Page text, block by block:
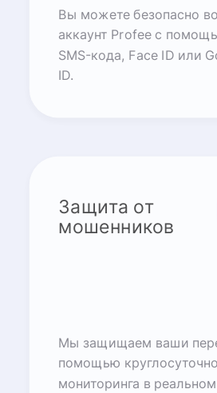
Вы можете безопасно
аккаунт Profee с
SMS-кода, Face ID или
ID.
Защита от
мошенников
Мы защищаем ваши
помощью
мониторинга в